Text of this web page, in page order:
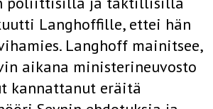
Langhoffille, ettei hän
Langhoff mainitsee,
aikana ministerineuvosto
kannattanut eräitä